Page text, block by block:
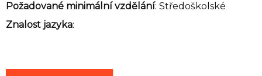
Požadované minimální vzdělání: Středoškolské
Znalost jazyka: